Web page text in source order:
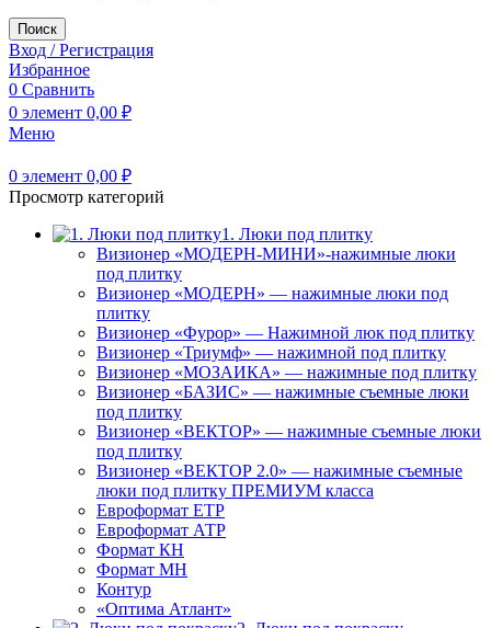
Поиск
Вход / Регистрация
Избранное
0 Сравнить
0 элемент 0,00 ₽
Меню
0 элемент 0,00 ₽
Просмотр категорий
1. Люки под плитку
Визионер «МОДЕРН-МИНИ»-нажимные люки
под плитку
Визионер «МОДЕРН» — нажимные люки под
плитку
Визионер «Фурор» — Нажимной люк под плитку
Визионер «Триумф» — нажимной под плитку
Визионер «МОЗАИКА» — нажимные под плитку
Визионер «БАЗИС» — нажимные съемные люки
под плитку
Визионер «ВЕКТОР» — нажимные съемные люки
под плитку
Визионер «ВЕКТОР 2.0» — нажимные съемные
люки под плитку ПРЕМИУМ класса
Евроформат ЕТР
Евроформат АТР
Формат КН
Формат МН
Контур
«Оптима Атлант»